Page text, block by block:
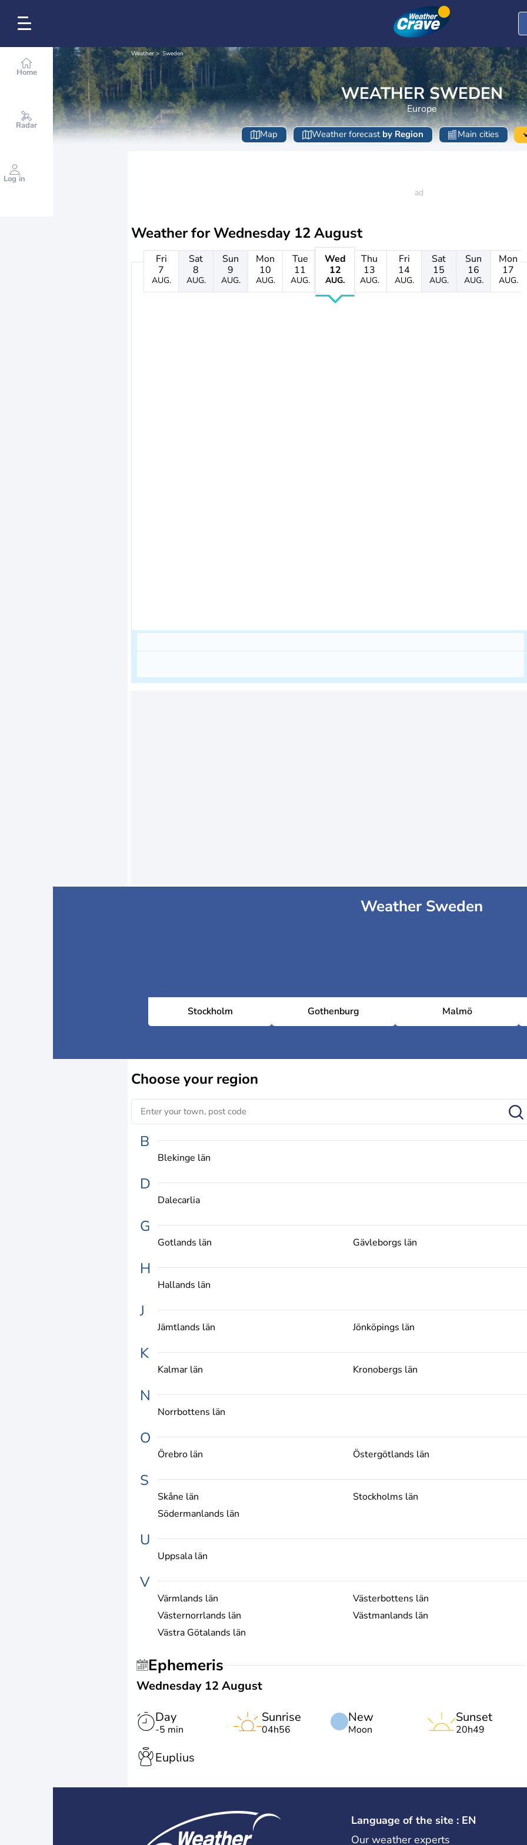
Home
Radar
Log in
Weather Sweden
WEATHER SWEDEN
Europe
Map Weather forecast by Region Main cities
Weather forWednesday 12 August
Fri
7
AUG.
Sat
8
AUG.
Sun
9
AUG.
Mon
10
AUG.
Tue
11
AUG.
Wed
12
AUG.
Thu
13
AUG.
Fri
14
AUG.
Sat
15
AUG.
Sun
16
AUG.
Mon
17
AUG.
Weather Sweden
Stockholm Gothenburg Malmö
Chooseyour region
B
Blekinge län
D
Dalecarlia
G
Gotlands län Gävleborgs län
H
Hallands län
J
Jämtlands län Jönköpings län
K
Kalmar län Kronobergs län
N
Norrbottens län
O
Örebro län Östergötlands län
S
Skåne län
Stockholms län
Södermanlands län
U
Uppsala län
V
Värmlands län
Västerbottens län
Västernorrlands län
Västmanlands län
Västra Götalands län
Ephemeris
Wednesday 12 August
Day
-5 min
New
Moon
Sunrise
04h56
Sunset
20h49
Euplius
Language of the site : EN
Our weather experts